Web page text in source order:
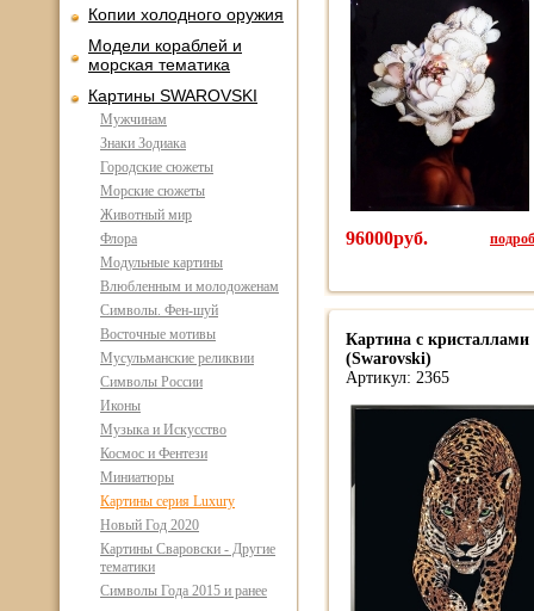
Копии холодного оружия
Модели кораблей и
морская тематика
Картины SWAROVSKI
Мужчинам
Знаки Зодиака
Городские сюжеты
Морские сюжеты
Животный мир
Флора
Модульные картины
Влюбленным и молодоженам
Символы. Фен-шуй
Восточные мотивы
Мусульманские реликвии
Символы России
Иконы
Музыка и Искусство
Космос и Фентези
Миниатюры
Картины серия Luxury
Новый Год 2020
Картины Сваровски - Другие
тематики
Символы Года 2015 и ранее
96000руб.
Картина с
(Swarovski)
Артикул: 2365